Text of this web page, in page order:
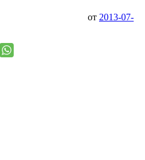
от 2013-07-